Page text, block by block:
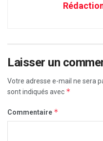
Laisser un
Votre adresse e-mail ne sera
sont indiqués avec *
Commentaire *